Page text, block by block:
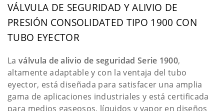
VÁLVULA DE SEGURIDAD Y ALIVIO DE
PRESIÓN CONSOLIDATED TIPO 1900 CON
TUBO EYECTOR
La válvula de alivio de seguridad Serie 1900,
altamente adaptable y con la ventaja del tubo
eyector, está diseñada para satisfacer una amplia
gama de aplicaciones industriales y está certificada
para medios gaseosos, líquidos y vapor en diseños